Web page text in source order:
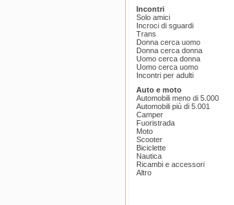
Incontri
Solo amici
Incroci di sguardi
Trans
Donna cerca uomo
Donna cerca donna
Uomo cerca donna
Uomo cerca uomo
Incontri per adulti
Auto e moto
Automobili meno di 5.000
Automobili più di 5.001
Camper
Fuoristrada
Moto
Scooter
Biciclette
Nautica
Ricambi e accessori
Altro